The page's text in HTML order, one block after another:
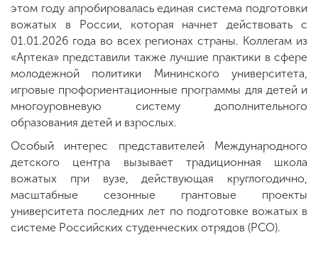
этом году апробировалась единая система подготовки
вожатых в России, которая начнет действовать с
01.01.2026 года во всех регионах страны. Коллегам из
«Артека» представили также лучшие практики в сфере
молодежной политики Мининского университета,
игровые профориентационные программы для детей и
многоуровневую систему дополнительного
образования детей и взрослых.
Особый интерес представителей Международного
детского центра вызывает традиционная школа
вожатых при вузе, действующая круглогодично,
масштабные сезонные грантовые проекты
университета последних лет по подготовке вожатых в
системе Российских студенческих отрядов (РСО).